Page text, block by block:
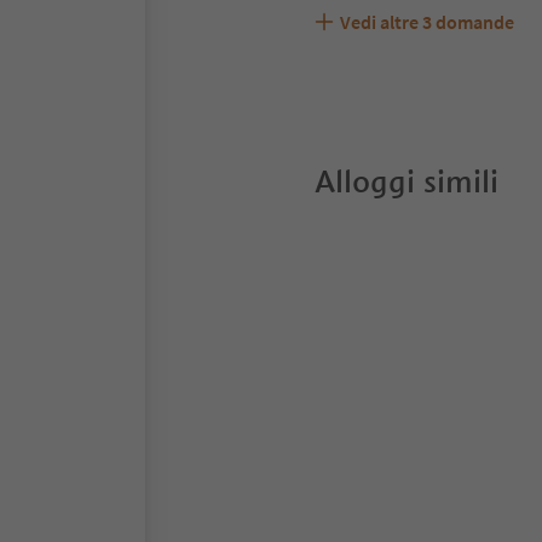
Schmidhof accetta
Quali servizi/attività
Gli ospiti di Schmidhof
Vedi altre 3 domande
Alloggi simili